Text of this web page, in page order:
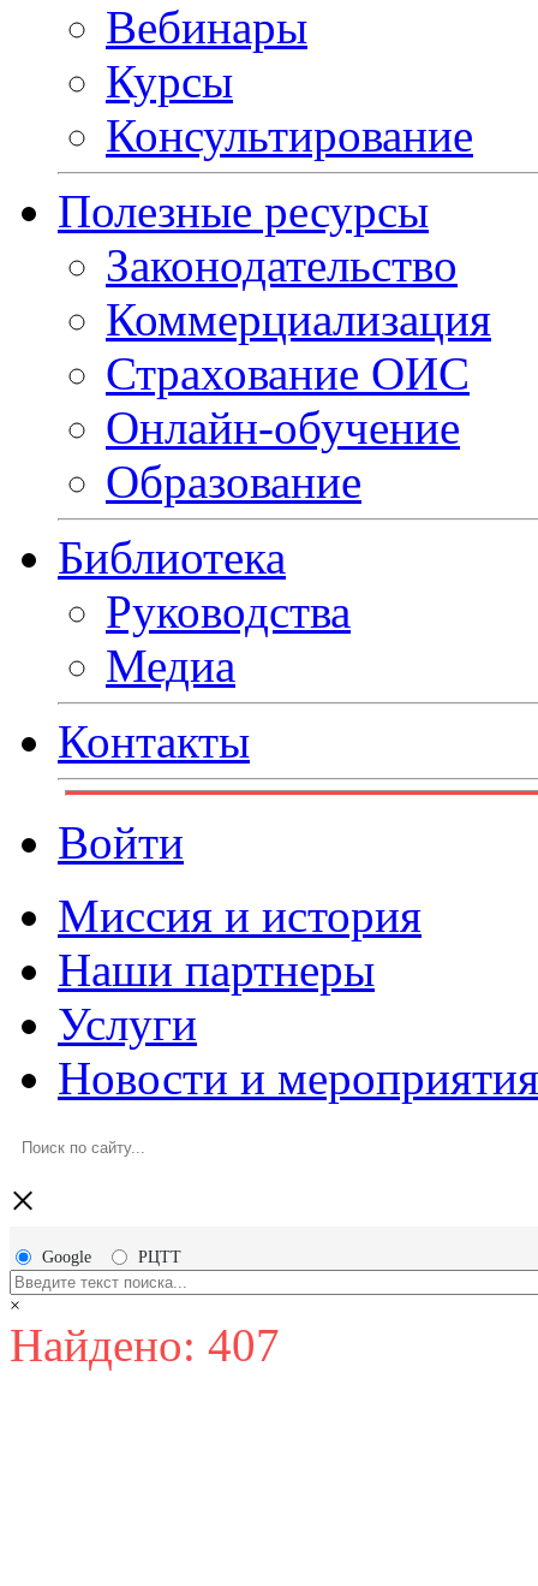
Вебинары
Курсы
Консультирование
Полезные ресурсы
Законодательство
Коммерциализация
Страхование ОИС
Онлайн-обучение
Образование
Библиотека
Руководства
Медиа
Контакты
Войти
Миссия и история
Наши партнеры
Услуги
Новости и мероприятия
×
Google РЦТТ
×
Найдено: 407